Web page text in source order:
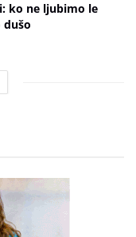
ko ne ljubimo le
dušo